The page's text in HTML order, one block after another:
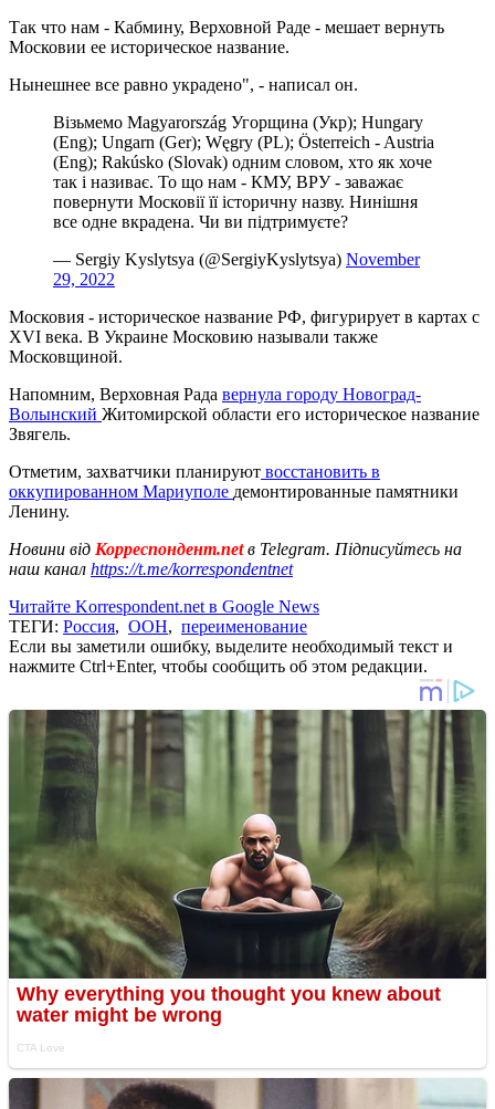
Так что нам - Кабмину, Верховной Раде - мешает вернуть
Московии ее историческое название.
Нынешнее все равно украдено", - написал он.
Візьмемо Magyarország Угорщина (Укр); Hungary
(Eng); Ungarn (Ger); Węgry (PL); Österreich - Austria
(Eng); Rakúsko (Slovak) одним словом, хто як хоче
так і називає. То що нам - КМУ, ВРУ - заважає
повернути Московії її історичну назву. Нинішня
все одне вкрадена. Чи ви підтримуєте?
— Sergiy Kyslytsya (@SergiyKyslytsya) November
29, 2022
Московия - историческое название РФ, фигурирует в картах с
XVI века. В Украине Московию называли также
Московщиной.
Напомним, Верховная Рада вернула городу Новоград-
Волынский Житомирской области его историческое название
Звягель.
Отметим, захватчики планируют восстановить в
оккупированном Мариуполе демонтированные памятники
Ленину.
Новини від Корреспондент.netв Telegram. Підписуйтесь на
наш канал https://t.me/korrespondentnet
Читайте Korrespondent.net в Google News
ТЕГИ: Россия, ООН, переименование
Если вы заметили ошибку, выделите необходимый текст и
нажмите Ctrl+Enter, чтобы сообщить об этом редакции.